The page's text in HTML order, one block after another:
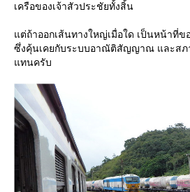
เครือของเจ้าสัวประชัยทั้งสิ้น
ต่ถ้าออกเส้นทางใหญ่เมื่อใด เป็นหน้าที่ข
ซึ่งคุ้นเคยกับระบบอาณัติสัญญาณ และสภ
ทนครับ